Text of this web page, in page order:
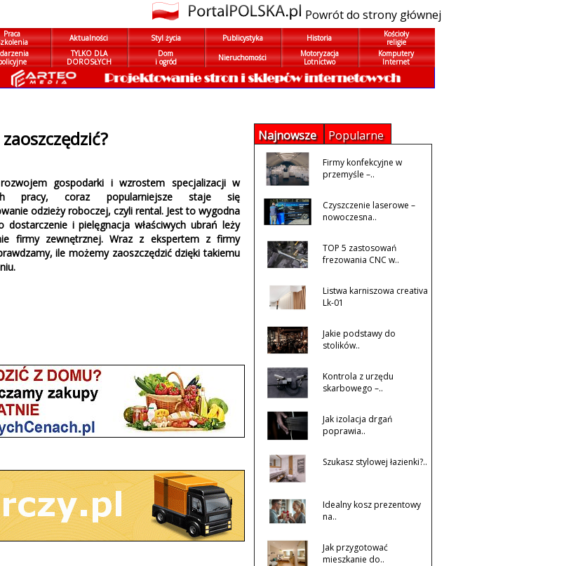
Powrót do strony głównej
Praca
Aktualności Styl życia Publicystyka Historia
Kościoły
religie
TYLKO DLA
DOROSŁYCH
Dom
i ogród
Nieruchomości
Motoryzacja
Lotnictwo
Komputery
Internet
gospodarki i wzrostem specjalizacji w
pracy, coraz popularniejsze staje się
odzieży roboczej, czyli rental. Jest to wygodna
dostarczenie i pielęgnacja właściwych ubrań leży
firmy zewnętrznej. Wraz z ekspertem z firmy
ile możemy zaoszczędzić dzięki takiemu
Najnowsze Popularne
Firmy konfekcyjne w
przemyśle –..
Czyszczenie laserowe –
nowoczesna..
TOP 5 zastosowań
frezowania CNC w..
Listwa karniszowa creativa
Lk-01
Jakie podstawy do
stolików..
Kontrola z urzędu
skarbowego –..
Jak izolacja drgań
poprawia..
Szukasz stylowej łazienki?..
Idealny kosz prezentowy
na..
Jak przygotować
mieszkanie do..